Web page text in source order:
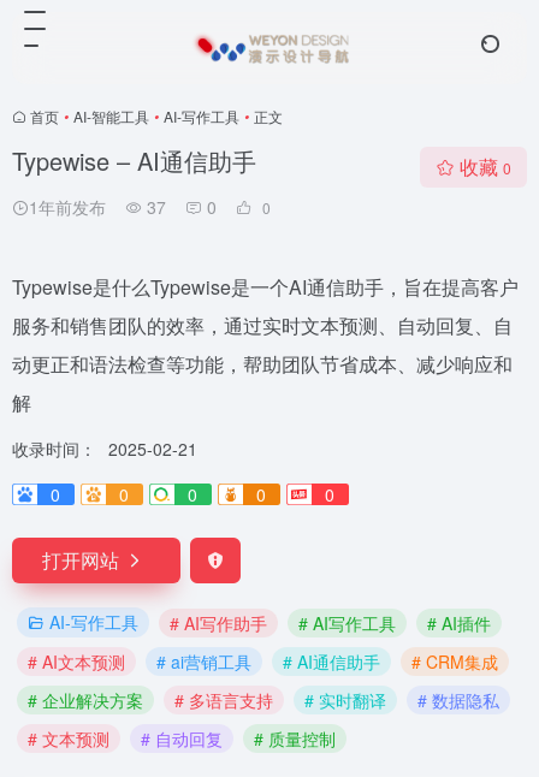
首页 • AI-智能工具 • AI-写作工具 • 正文
Typewise – AI通信助手
1年前发布 37 0 0
收藏 0
Typewise是什么Typewise是一个AI通信助手，旨在提高客户
服务和销售团队的效率，通过实时文本预测、自动回复、自
动更正和语法检查等功能，帮助团队节省成本、减少响应和
解
收录时间：
2025-02-21
0
0 0 0 0
打开网站
AI-写作工具 # AI写作助手 # AI写作工具
# AI插件
# AI文本预测
# ai营销工具 # AI通信助手
# CRM集成
# 企业解决方案
# 多语言支持 # 实时翻译
# 数据隐私
# 文本预测
# 自动回复 # 质量控制